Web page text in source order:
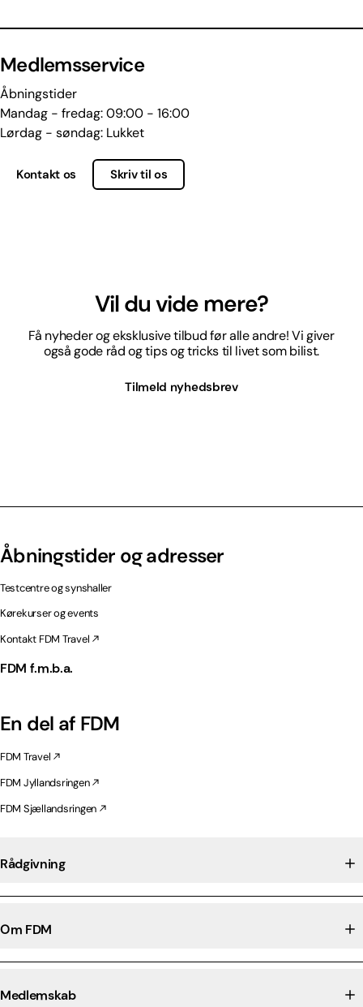
Medlemsservice
Åbningstider
Mandag - fredag: 09:00 - 16:00
Lørdag - søndag: Lukket
Kontakt os Skriv til os
Vil du vide mere?
Få nyheder og eksklusive tilbud før alle andre! Vi giver
også gode råd og tips og tricks til livet som bilist.
Tilmeld nyhedsbrev
Åbningstider og adresser
Testcentre og synshaller
Kørekurser og events
Kontakt FDM Travel
FDM f.m.b.a.
En del af FDM
FDM Travel
FDM Jyllandsringen
FDM Sjællandsringen
Rådgivning
Om FDM
Medlemskab